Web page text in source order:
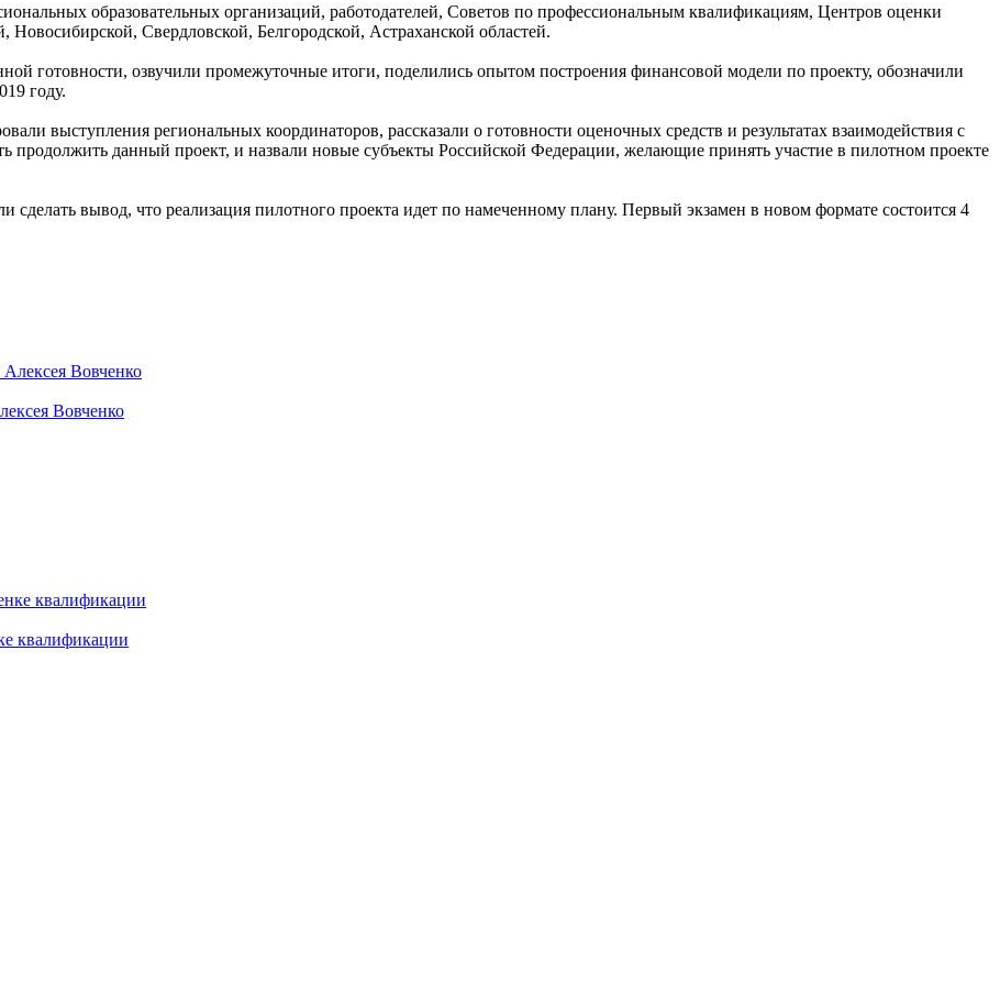
образовательных организаций, работодателей, Советов по профессиональным квалификациям, Центров оценки
Свердловской, Белгородской, Астраханской областей.
готовности, озвучили промежуточные итоги, поделились опытом построения финансовой модели по проекту, обозначили
году.
выступления региональных координаторов, рассказали о готовности оценочных средств и результатах взаимодействия с
данный проект, и назвали новые субъекты Российской Федерации, желающие принять участие в пилотном проекте
вывод, что реализация пилотного проекта идет по намеченному плану. Первый экзамен в новом формате состоится 4
Вовченко
квалификации